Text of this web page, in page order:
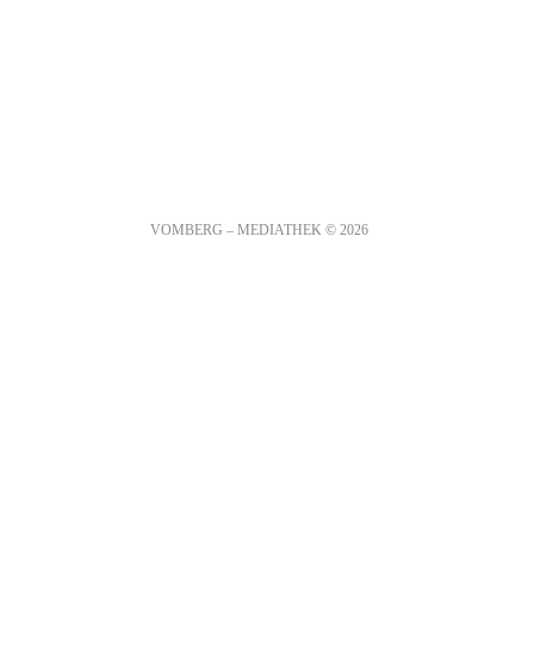
VOMBERG – MEDIATHEK© 2026